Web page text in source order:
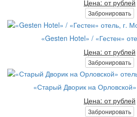
Цена: от рублей
Забронировать
«Gesten Hotel» / «Гестен»
Цена: от рублей
Забронировать
«Старый Дворик на
Цена: от рублей
Забронировать